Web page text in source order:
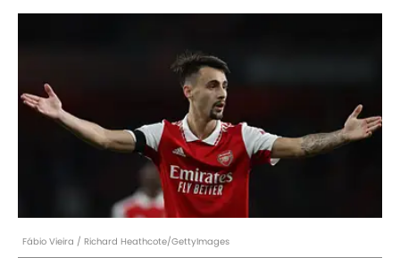
Fábio Vieira / Richard Heathcote/GettyImages